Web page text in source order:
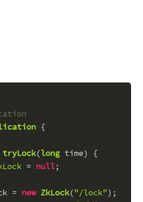
{
tryLock(long time)
{
= null;
=
new ZkLock("/lock");